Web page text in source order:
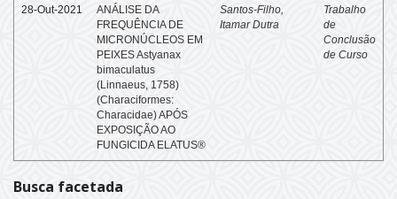
28-Out-2021
ANÁLISE DA
FREQUÊNCIA DE
MICRONÚCLEOS EM
PEIXES Astyanax
bimaculatus
(Linnaeus, 1758)
(Characiformes:
Characidae) APÓS
EXPOSIÇÃO AO
FUNGICIDA ELATUS®
Santos-Filho,
Itamar Dutra
Trabalho
de
Conclusão
de Curso
Busca facetada